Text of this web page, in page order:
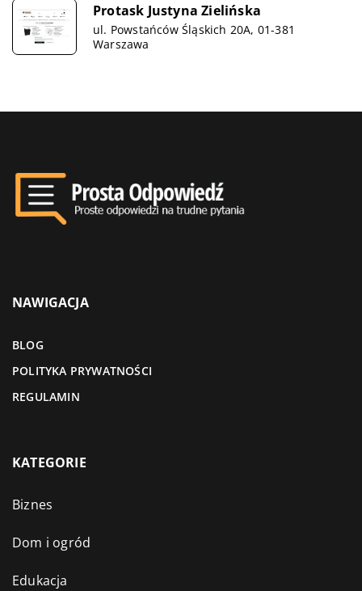
Protask Justyna Zielińska
ul. Powstańców Śląskich 20A, 01-381
Warszawa
NAWIGACJA
BLOG
POLITYKA PRYWATNOŚCI
REGULAMIN
KATEGORIE
Biznes
Dom i ogród
Edukacja